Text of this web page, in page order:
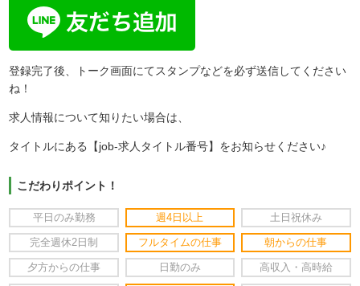
登録完了後、トーク画面にてスタンプなどを必ず送信してください
ね！
求人情報について知りたい場合は、
タイトルにある【job-求人タイトル番号】をお知らせください♪
こだわりポイント！
平日のみ勤務 週4日以上 土日祝休み
完全週休2日制 フルタイムの仕事 朝からの仕事
夕方からの仕事 日勤のみ 高収入・高時給